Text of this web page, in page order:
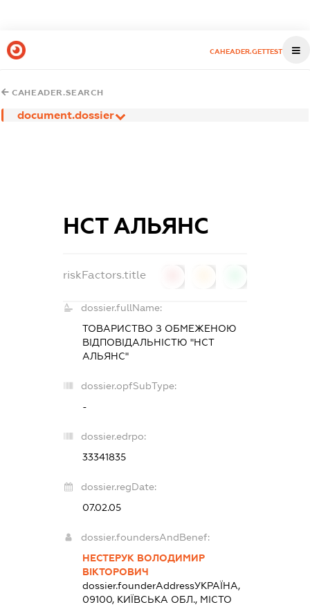
CAHEADER.GETTEST
CAHEADER.SEARCH
document.dossier
НСТ АЛЬЯНС
riskFactors.title
dossier.fullName:
ТОВАРИСТВО З ОБМЕЖЕНОЮ
ВІДПОВІДАЛЬНІСТЮ "НСТ
АЛЬЯНС"
dossier.opfSubType:
-
dossier.edrpo:
33341835
dossier.regDate:
07.02.05
dossier.foundersAndBenef:
НЕСТЕРУК ВОЛОДИМИР
ВІКТОРОВИЧ
dossier.founderAddressУКРАЇНА,
09100, КИЇВСЬКА ОБЛ., МІСТО